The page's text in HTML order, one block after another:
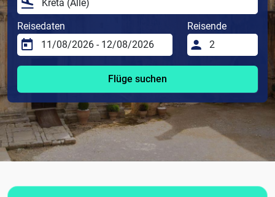
Reisedaten Reisende
Flüge suchen